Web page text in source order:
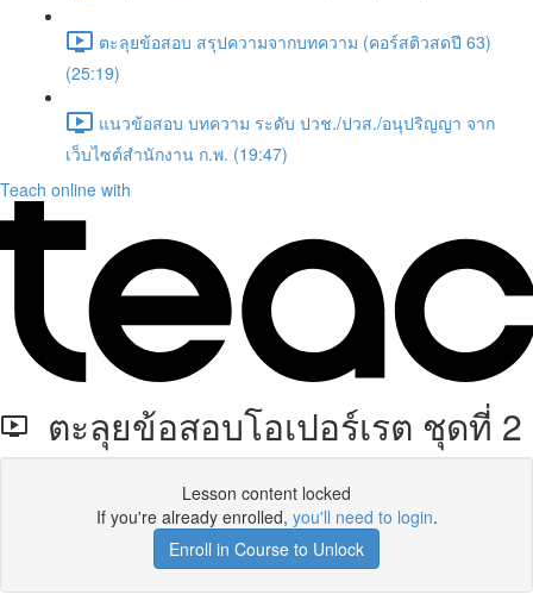
ตะลุยข้อสอบ สรุปความจากบทความ (คอร์สติวสดปี 63)
(25:19)
แนวข้อสอบ บทความ ระดับ ปวช./ปวส./อนุปริญญา จาก
เว็บไซต์สำนักงาน ก.พ. (19:47)
Teach online with
ตะลุยข้อสอบโอเปอร์เรต ชุดที่ 2
Lesson content locked
If you're already enrolled, you'll need to login.
Enroll in Course to Unlock